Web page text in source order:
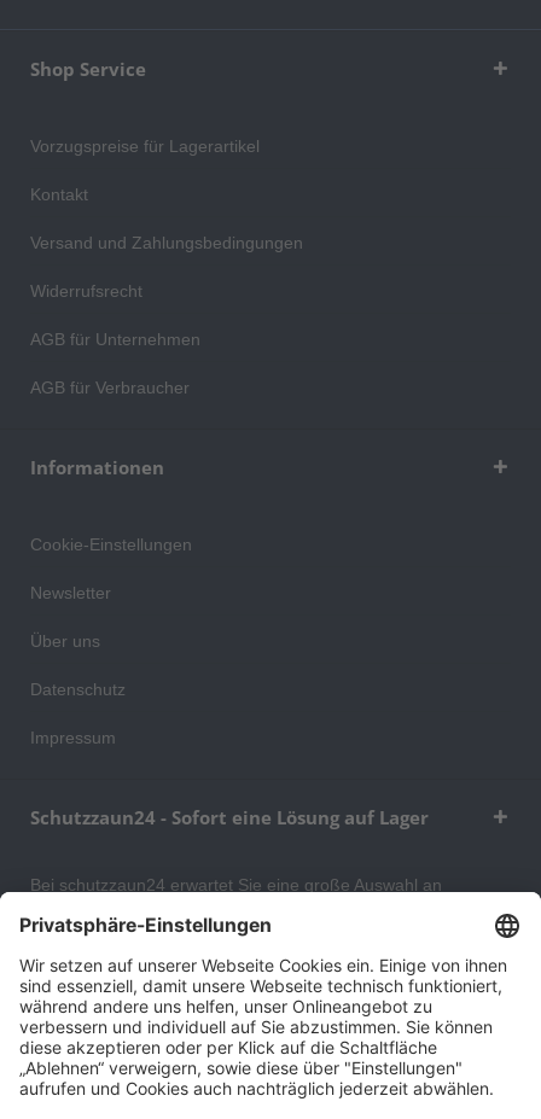
Shop Service
Vorzugspreise für Lagerartikel
Kontakt
Versand und Zahlungsbedingungen
Widerrufsrecht
AGB für Unternehmen
AGB für Verbraucher
Informationen
Cookie-Einstellungen
Newsletter
Über uns
Datenschutz
Impressum
Schutzzaun24 - Sofort eine Lösung auf Lager
Bei schutzzaun24 erwartet Sie eine große Auswahl an
Schutzgittern, Schutzeinrichtungen, Absturzsicherungen und
auch Ihr Wohngebäude optimal organisieren und sichern
können. An unserem Versandlager bevorraten wir ein großes
Sortiment von Lagerartikeln, welche innerhalb von 48 Stunden
versandbereit sind.